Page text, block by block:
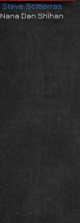
Steve Sciberras
Nana Dan Shihan